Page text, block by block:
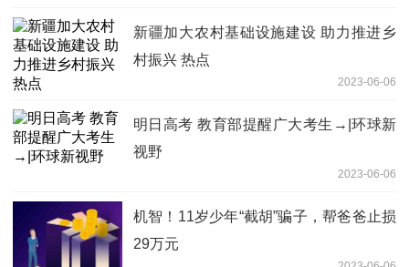
新疆加大农村基础设施建设 助力推进乡
村振兴 热点
2023-06-06
明日高考 教育部提醒广大考生→|环球新
视野
2023-06-06
机智！11岁少年“截胡”骗子，帮爸爸止损
29万元